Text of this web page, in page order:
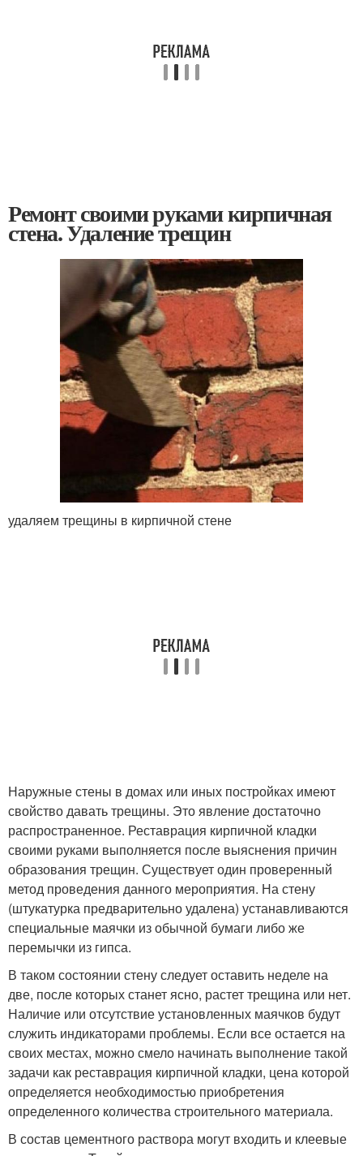
Ремонт своими руками кирпичная
стена. Удаление трещин
удаляем трещины в кирпичной стене
Наружные стены в домах или иных постройках имеют
свойство давать трещины. Это явление достаточно
распространенное. Реставрация кирпичной кладки
своими руками выполняется после выяснения причин
образования трещин. Существует один проверенный
метод проведения данного мероприятия. На стену
(штукатурка предварительно удалена) устанавливаются
специальные маячки из обычной бумаги либо же
перемычки из гипса.
В таком состоянии стену следует оставить неделе на
две, после которых станет ясно, растет трещина или нет.
Наличие или отсутствие установленных маячков будут
служить индикаторами проблемы. Если все остается на
своих местах, можно смело начинать выполнение такой
задачи как реставрация кирпичной кладки, цена которой
определяется необходимостью приобретения
определенного количества строительного материала.
В состав цементного раствора могут входить и клеевые